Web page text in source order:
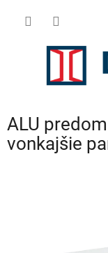
ALU
vonkajšie